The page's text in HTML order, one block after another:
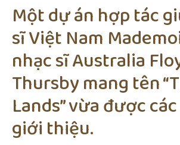
Một dự án hợp tác
sĩ Việt Nam
nhạc sĩ Australia
Thursby mang tên
Lands” vừa được
giới thiệu.